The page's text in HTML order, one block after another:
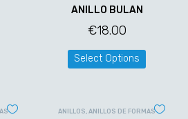
ANILLO BULAN
€18.00
Select Options
ANILLOS,ANILLOS DE FORMAS